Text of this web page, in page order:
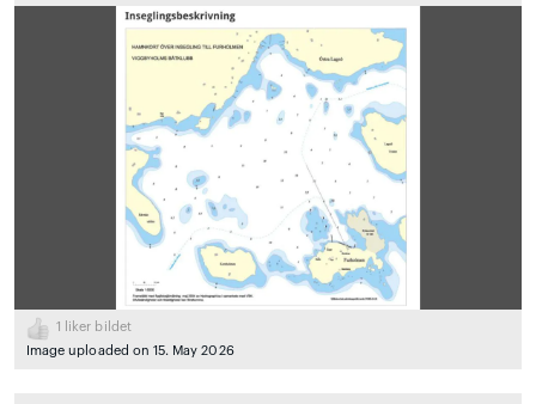
1
liker bildet
Image uploaded on 15. May 2026